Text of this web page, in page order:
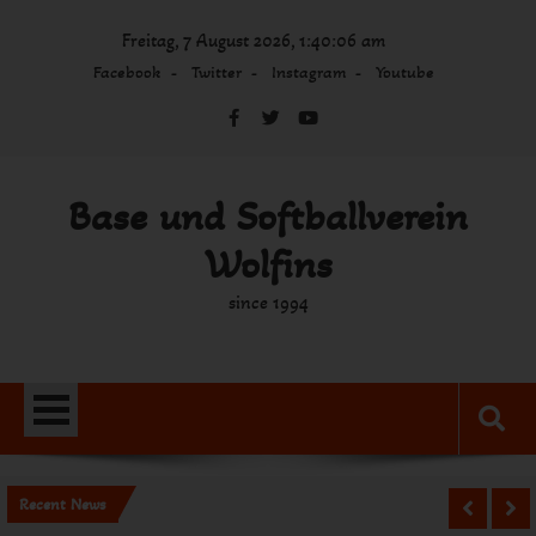
Freitag, 7 August 2026, 1:40:06 am
Facebook Twitter Instagram Youtube
Base und Softballverein
Wolfins
since 1994
Recent News